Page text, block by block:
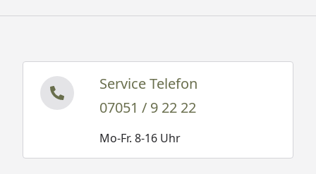
Service Telefon
07051 / 9 22 22
Mo-Fr. 8-16 Uhr